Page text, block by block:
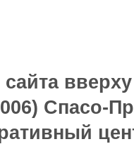
Спасо-